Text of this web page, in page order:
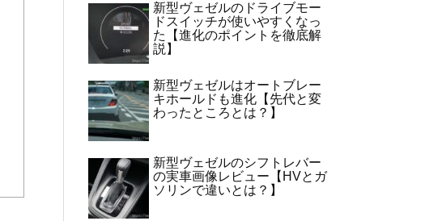
新型ヴェゼルのドライブモー
ドスイッチが使いやすくなっ
た【進化のポイントを徹底解
説】
新型ヴェゼルはオートブレー
キホールドも進化【先代と変
わったところとは？】
新型ヴェゼルのシフトレバー
の実車画像レビュー【HVとガ
ソリンで違いとは？】